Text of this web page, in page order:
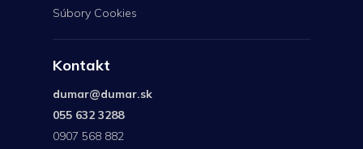
Súbory Cookies
Kontakt
dumar@dumar.sk
055 632 3288
0907 568 882